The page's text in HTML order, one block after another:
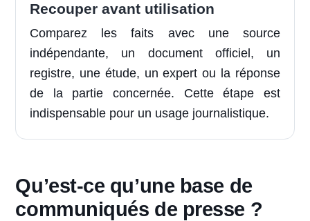
Recouper avant utilisation
Comparez les faits avec une source
indépendante, un document officiel, un
registre, une étude, un expert ou la réponse
de la partie concernée. Cette étape est
indispensable pour un usage journalistique.
Qu’est-ce qu’une base de
communiqués de presse ?